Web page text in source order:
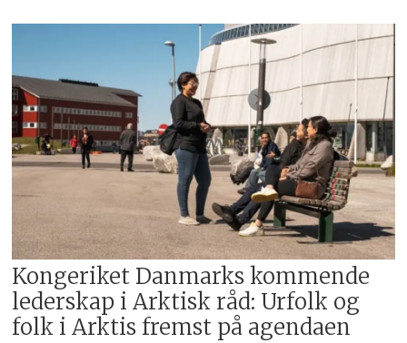
Kongeriket Danmarks kommende
lederskap i Arktisk råd: Urfolk og
folk i Arktis fremst på agendaen